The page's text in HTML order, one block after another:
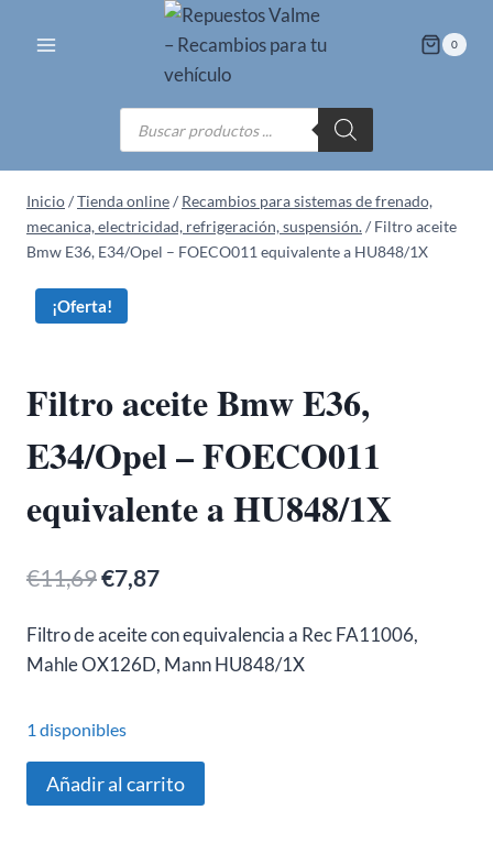
0
Búsqueda
de
productos
Inicio/Tienda online/ Recambios para sistemas de frenado,
mecanica, electricidad, refrigeración, suspensión./ Filtro aceite
Bmw E36, E34/Opel – FOECO011 equivalente a HU848/1X
¡Oferta!
Filtro aceite Bmw E36,
E34/Opel – FOECO011
equivalente a HU848/1X
€11,69El
original
€11,69.
€7,87El
actual
Filtro de aceite con equivalencia a Rec FA11006,
Mahle OX126D, Mann HU848/1X
1 disponibles
Filtro
aceite
Añadir al carrito